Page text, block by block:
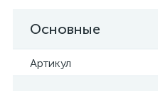
Основные
Артикул